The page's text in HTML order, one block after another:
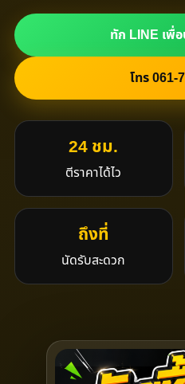
ทัก LINE เพื่อ
โทร 061-
24 ชม.
ตีราคาได้ไว
ถึงที่
นัดรับสะดวก